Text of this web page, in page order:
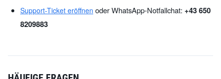
Support-Ticket eröffnen oder WhatsApp-Notfallchat: +43 650
8209883